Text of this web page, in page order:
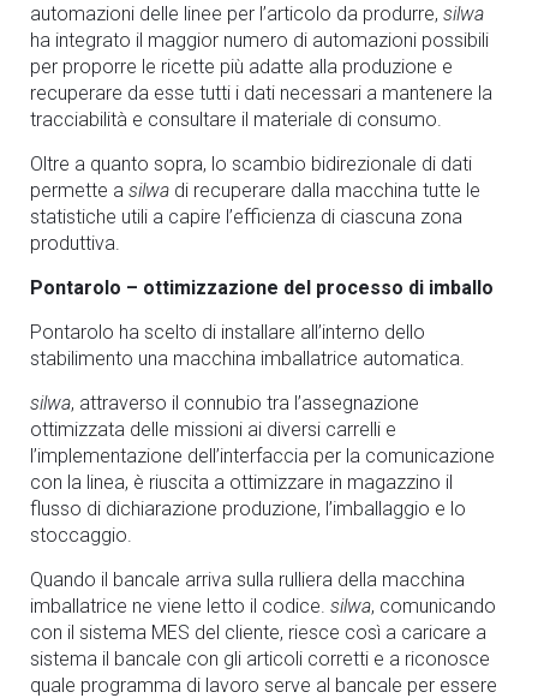
automazioni delle linee per l’articolo da produrre, silwa
ha integrato il maggior numero di automazioni possibili
per proporre le ricette più adatte alla produzione e
recuperare da esse tutti i dati necessari a mantenere la
tracciabilità e consultare il materiale di consumo.
Oltre a quanto sopra, lo scambio bidirezionale di dati
permette a silwa di recuperare dalla macchina tutte le
statistiche utili a capire l’efficienza di ciascuna zona
produttiva.
Pontarolo – ottimizzazione del processo di imballo
Pontarolo ha scelto di installare all’interno dello
stabilimento una macchina imballatrice automatica.
silwa, attraverso il connubio tra l’assegnazione
ottimizzata delle missioni ai diversi carrelli e
l’implementazione dell’interfaccia per la comunicazione
con la linea, è riuscita a ottimizzare in magazzino il
flusso di dichiarazione produzione, l’imballaggio e lo
stoccaggio.
Quando il bancale arriva sulla rulliera della macchina
imballatrice ne viene letto il codice. silwa, comunicando
con il sistema MES del cliente, riesce così a caricare a
sistema il bancale con gli articoli corretti e a riconosce
quale programma di lavoro serve al bancale per essere